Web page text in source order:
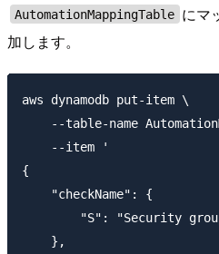
AutomationMappingTable にマ
加します。
aws dynamodb put-item \
--table-name
    --item '
{
    "checkName": {
"S": "Security
    },